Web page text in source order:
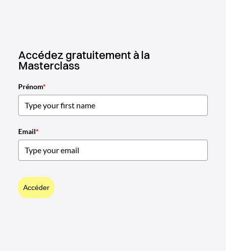
Accédez gratuitement à la
Masterclass
Prénom*
Email*
Accéder